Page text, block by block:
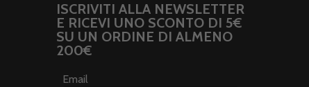
ISCRIVITI ALLA NEWSLETTER
E RICEVI UNO SCONTO DI 5€
SU UN ORDINE DI ALMENO
200€
Email